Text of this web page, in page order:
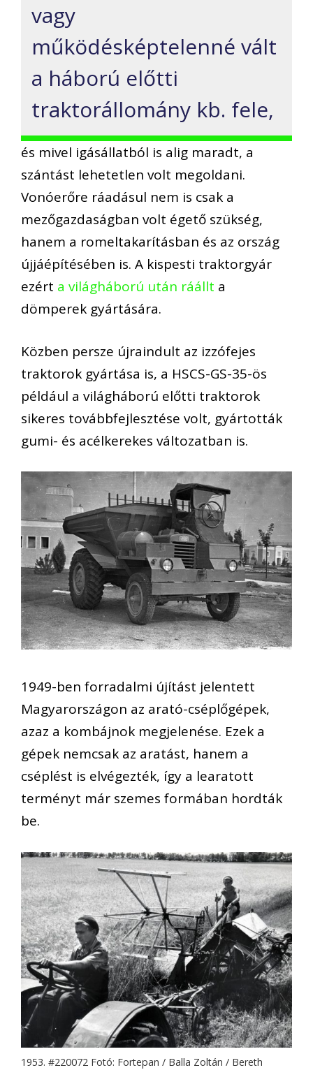
vagy
működésképtelenné vált
a háború előtti
traktorállomány kb. fele,
és mivel igásállatból is alig maradt, a
szántást lehetetlen volt megoldani.
Vonóerőre ráadásul nem is csak a
mezőgazdaságban volt égető szükség,
hanem a romeltakarításban és az ország
újjáépítésében is. A kispesti traktorgyár
ezért a világháború után ráállt a
dömperek gyártására.
Közben persze újraindult az izzófejes
traktorok gyártása is, a HSCS-GS-35-ös
például a világháború előtti traktorok
sikeres továbbfejlesztése volt, gyártották
gumi- és acélkerekes változatban is.
1949-ben forradalmi újítást jelentett
Magyarországon az arató-cséplőgépek,
azaz a kombájnok megjelenése. Ezek a
gépek nemcsak az aratást, hanem a
cséplést is elvégezték, így a learatott
terményt már szemes formában hordták
be.
1953. #220072 Fotó: Fortepan / Balla Zoltán / Bereth